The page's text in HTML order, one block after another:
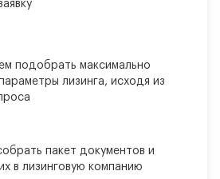
подобрать максимально
лизинга, исходя из
пакет документов и
в лизинговую компанию